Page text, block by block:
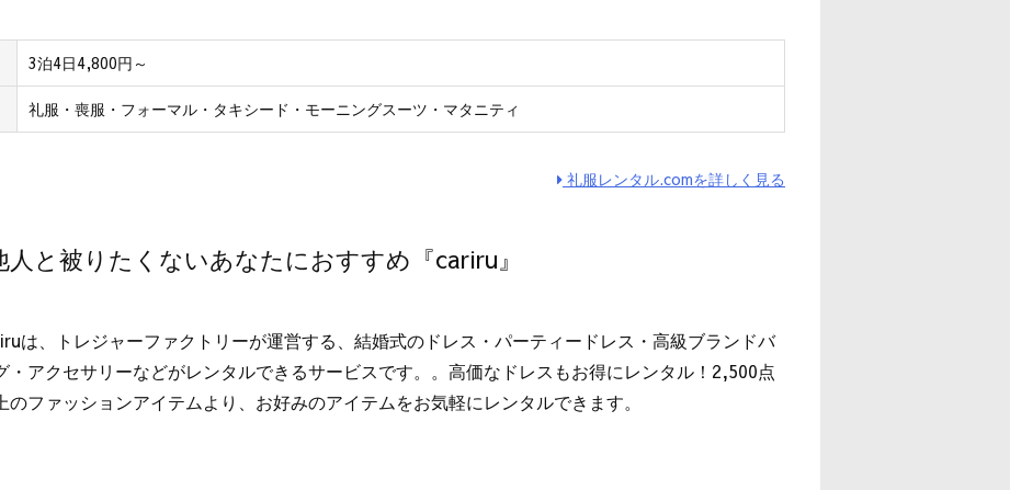
3泊4日4,800円～
礼服・喪服・フォーマル・タキシード・モーニングスーツ・マタニティ
礼服レンタル.comを詳しく見る
と被りたくないあなたにおすすめ『cariru』
は、トレジャーファクトリーが運営する、結婚式のドレス・パーティードレス・高級ブランドバ
・アクセサリーなどがレンタルできるサービスです。。高価なドレスもお得にレンタル！2,500点
のファッションアイテムより、お好みのアイテムをお気軽にレンタルできます。